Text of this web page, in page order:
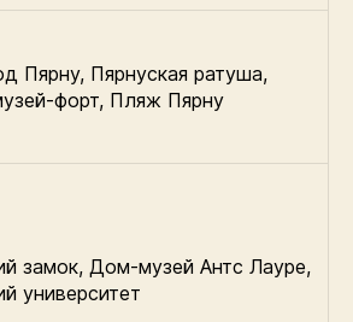
Пярну, Пярнуская ратуша,
форт, Пляж Пярну
замок, Дом-музей Антс Лауре,
университет